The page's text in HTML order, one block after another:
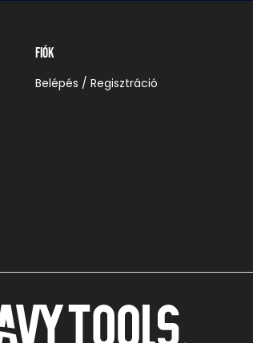
Fiók
Belépés / Regisztráció